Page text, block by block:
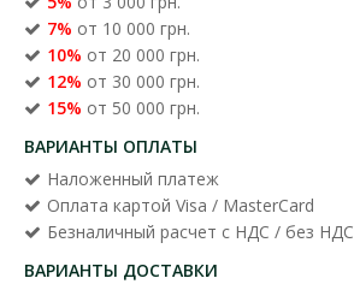
7% от 10 000 грн.
10% от 20 000 грн.
12% от 30 000 грн.
15% от 50 000 грн.
ВАРИАНТЫ ОПЛАТЫ
Наложенный платеж
Оплата картой Visa / MasterCard
Безналичный расчет с НДС / без НДС
ВАРИАНТЫ ДОСТАВКИ